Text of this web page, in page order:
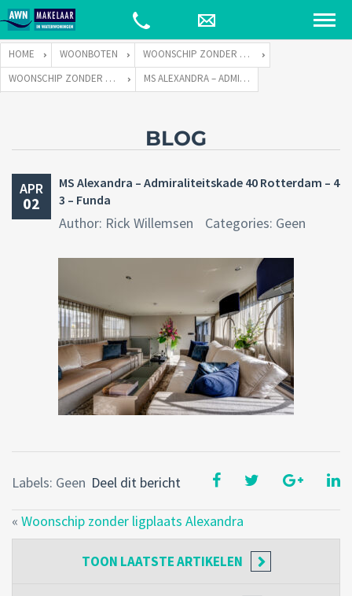
HOME WOONBOTEN
WOONSCHIP ZONDER LIGPLAATS
WOONSCHIP ZONDER LIGPLAATS ALEXANDRA
MS ALEXANDRA – ADMIRALITEITSKADE 40 ROTTERDAM – 43 – FUNDA
BLOG
APR
02
MS Alexandra – Admiraliteitskade 40 Rotterdam – 4
3 – Funda
Author: Rick Willemsen Categories: Geen
Deel dit bericht
Labels: Geen
« Woonschip zonder ligplaats Alexandra
TOON LAATSTE ARTIKELEN